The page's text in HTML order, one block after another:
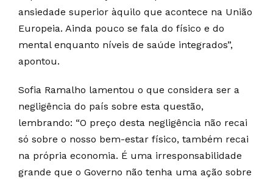
ansiedade superior àquilo que acontece na União
Europeia. Ainda pouco se fala do físico e do
mental enquanto níveis de saúde integrados”,
apontou.
Sofia Ramalho lamentou o que considera ser a
negligência do país sobre esta questão,
lembrando: “O preço desta negligência não recai
só sobre o nosso bem-estar físico, também recai
na própria economia. É uma irresponsabilidade
grande que o Governo não tenha uma ação sobre